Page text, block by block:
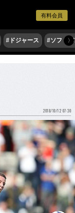
有料会員
#ドジャース #ソフト〉
2018/10/12 07:30